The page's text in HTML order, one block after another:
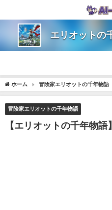
エリオットの
ホーム 冒険家エリオットの千年物語
の攻略情報
冒険家エリオットの千年物語
【エリオットの千年物